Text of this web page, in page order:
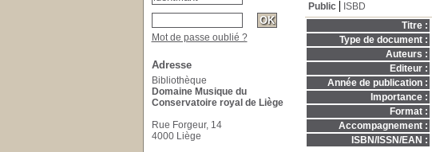
Public
ISBD
Titre :
Type de document :
Auteurs :
Editeur :
Année de publication :
Importance :
Format :
Accompagnement :
ISBN/ISSN/EAN :
Mot de passe oublié ?
Adresse
Bibliothèque
Domaine Musique du
Conservatoire royal de Liège
Rue Forgeur, 14
4000 Liège